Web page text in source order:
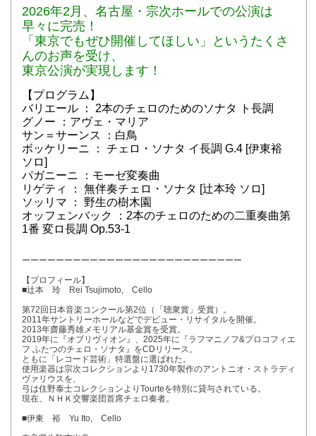
2026年2月、名古屋・宗次ホールでの公演は
早々に完売！
「東京でもぜひ開催してほしい」というたくさ
んのお声を受け、
東京公演が実現します！
【プログラム】
バリエール ： 2本のチェロのためのソナタ ト長調
グノー ：アヴェ・マリア
サン＝サーンス ：白鳥
ボッケリーニ ： チェロ・ソナタ イ長調 G.4 [伊東裕
ソロ]
パガニーニ ：モーゼ変奏曲
リゲティ ： 無伴奏チェロ・ソナタ [辻本玲 ソロ]
ソッリマ ： 野生の樹木園
オッフェンバック ：2本のチェロのための二重奏曲第
1番 変ロ長調 Op.53-1
ーーーーーーーーーーーーーーーーーーーーーーーーーー
【プロフィール】
■辻本 玲 Rei Tsujimoto, Cello
第72回日本音楽コンクール第2位（「聴衆賞」受賞）。
2011年サントリーホールなどでデビュー・リサイタルを開催。
2013年齋藤秀雄メモリアル基金賞を受賞。
2019年に『オブリヴィオン』、2025年に『ラフマニノフ&プロコフィエ
フ ふたつのチェロ・ソナタ』をCDリリース。
ともに「レコード芸術」特選盤に選ばれた。
使用楽器は宗次コレクションより1730年製作のアントニオ・ストラディ
ヴァリウスを、
弓は住野泰士コレクションよりTourteを特別に貸与されている。
現在、ＮＨＫ交響楽団首席チェロ奏者。
■伊東 裕 Yu Ito, Cello